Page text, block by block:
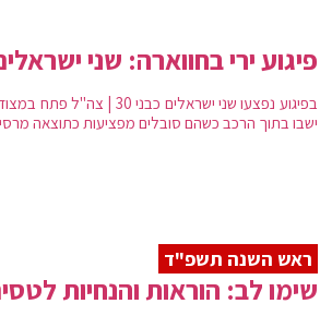
פיגוע ירי בחווארה: שני
בפיגוע נפצעו שני
ישבו בתוך הרכב כשהם סובלים מפציעות כתוצאה
ראש השנה תשפ"ד
שימו לב: הוראות והנחיות